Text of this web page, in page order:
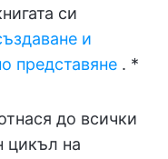
си
и
представяне . *
до всички
цикъл на